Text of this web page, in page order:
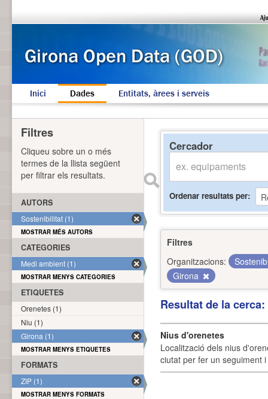
Inici Dades Entitats, àrees i serveis
Cercador
Ordenar resultats per
Filtres
Organitzacions:
Girona
Resultat de la
Nius d'orenetes
Localització dels nius
ciutat per fer un seguiment
Filtres
Cliqueu sobre un o més
termes de la llista següent
per filtrar els resultats.
AUTORS
Sostenibilitat (1)
MOSTRAR MÉS AUTORS
CATEGORIES
Medi ambient (1)
MOSTRAR MENYS CATEGORIES
ETIQUETES
Orenetes (1)
Niu (1)
Girona (1)
MOSTRAR MENYS ETIQUETES
FORMATS
ZIP (1)
MOSTRAR MENYS FORMATS